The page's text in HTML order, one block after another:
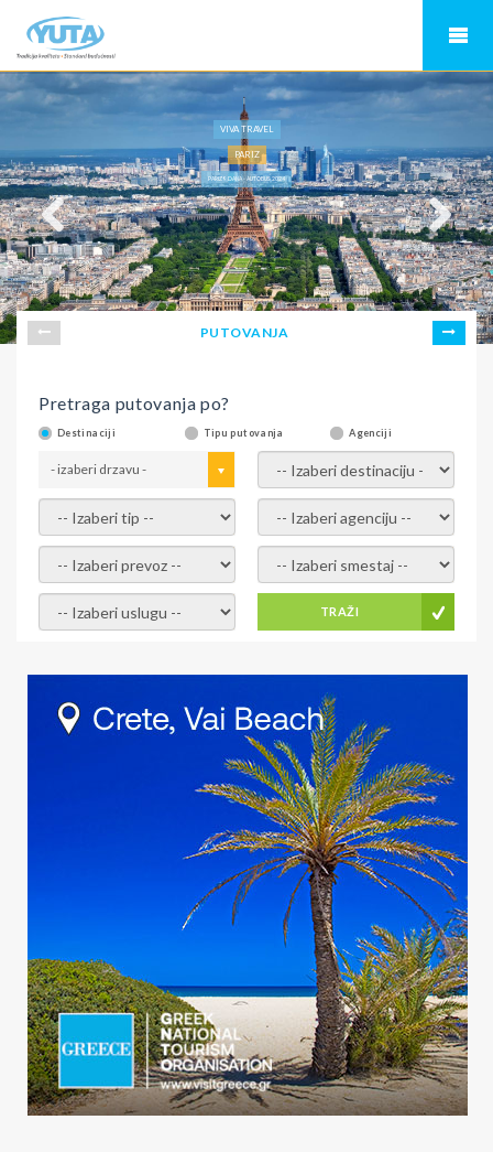
VIVA TRAVEL
PARIZ
PARIZ 9 DANA - AUTOBUS 2024
PUTOVANJA
Pretraga putovanja po?
Destinaciji Tipu putovanja Agenciji
- izaberi drzavu - - izaberi destinaciju -
- izaberi tip - - izaberi agenciju -
- izaberi prevoz - - Izaberite smestaj -
- Izaberite uslugu - TRAŽI